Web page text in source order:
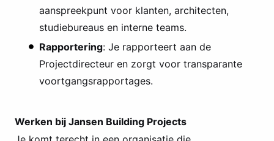
aanspreekpunt voor klanten, architecten,
studiebureaus en interne teams.
Rapportering: Je rapporteert aan de
Projectdirecteur en zorgt voor transparante
voortgangsrapportages.
Werken bij Jansen Building Projects